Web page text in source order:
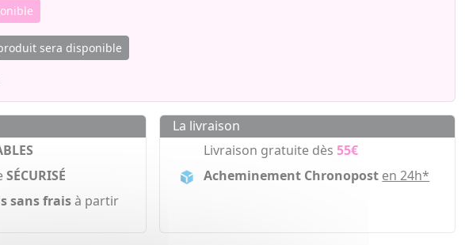
sera disponible
SÉCURISÉ
sans fraisà partir
La livraison
Livraison gratuite dès55€
Acheminement Chronopost en 24h*